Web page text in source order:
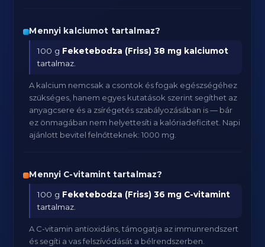
Mennyi kalciumot tartalmaz?
100 g Feketebodza (Friss) 38 mg kalciumot
tartalmaz.
A kalcium nemcsak a csontok és fogak egészségéhez
szükséges, hanem egyes kutatások szerint segíthet az
anyagcsere és a zsírégetés szabályozásában is — bár
ez önmagában nem helyettesíti a kalóriadeficitet. Napi
ajánlott bevitel felnőtteknek: 1000 mg.
Mennyi C-vitamint tartalmaz?
100 g Feketebodza (Friss) 36 mg C-vitamint
tartalmaz.
A C-vitamin antioxidáns, támogatja az immunrendszert
és segíti a vas felszívódását a bélrendszerben.